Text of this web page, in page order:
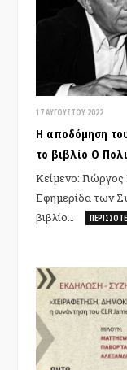
17 ΑΥΓΟΎΣΤΟΥ 2022
Η αποδόμηση
το βιβλίο Ο
Κείμενο:
Εφημερίδα των
βιβλίο…